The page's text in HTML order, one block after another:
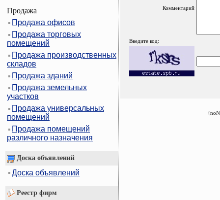
Продажа
Продажа офисов
Продажа торговых
помещений
Продажа производственных
складов
Продажа зданий
Продажа земельных
участков
Продажа универсальных
помещений
Продажа помещений
различного назначения
Доска объявлений
Доска объявлений
Реестр фирм
Комментарий
Введите код: